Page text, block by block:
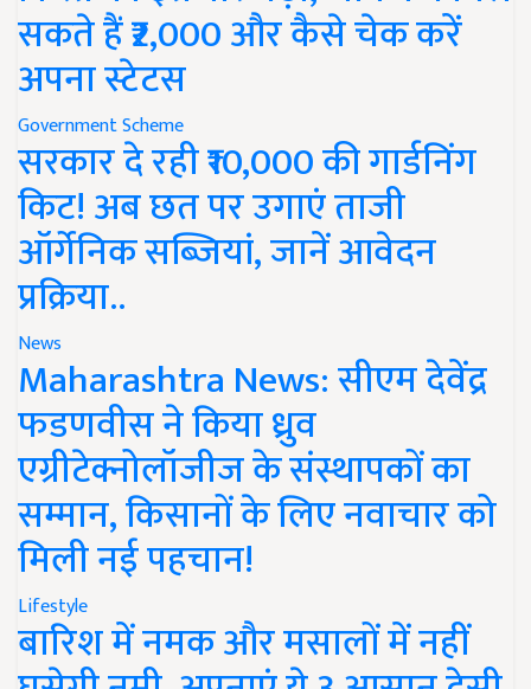
सकते हैं ₹2,000 और कैसे चेक करें
अपना स्टेटस
Government Scheme
सरकार दे रही ₹10,000 की गार्डनिंग
किट! अब छत पर उगाएं ताजी
ऑर्गेनिक सब्जियां, जानें आवेदन
प्रक्रिया..
News
Maharashtra News: सीएम देवेंद्र
फडणवीस ने किया ध्रुव
एग्रीटेक्नोलॉजीज के संस्थापकों का
सम्मान, किसानों के लिए नवाचार को
मिली नई पहचान!
Lifestyle
बारिश में नमक और मसालों में नहीं